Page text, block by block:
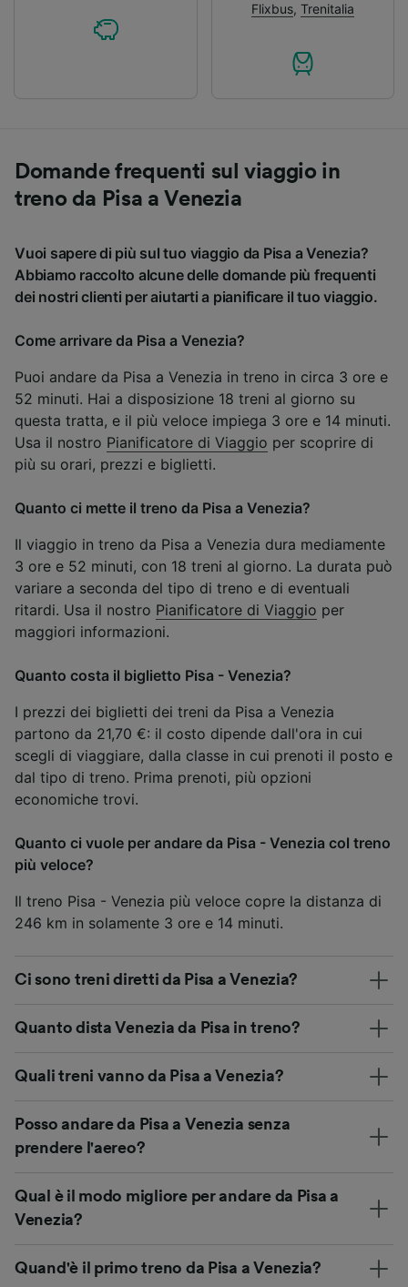
Flixbus, Trenitalia
Domande frequenti sul viaggio in
treno da Pisa a Venezia
Vuoi sapere di più sul tuo viaggio da Pisa a Venezia?
Abbiamo raccolto alcune delle domande più frequenti
dei nostri clienti per aiutarti a pianificare il tuo viaggio.
Come arrivare da Pisa a Venezia?
Puoi andare da Pisa a Venezia in treno in circa 3 ore e
52 minuti. Hai a disposizione 18 treni al giorno su
questa tratta, e il più veloce impiega 3 ore e 14 minuti.
Usa il nostro Pianificatore di Viaggio per scoprire di
più su orari, prezzi e biglietti.
Quanto ci mette il treno da Pisa a Venezia?
Il viaggio in treno da Pisa a Venezia dura mediamente
3 ore e 52 minuti, con 18 treni al giorno. La durata può
variare a seconda del tipo di treno e di eventuali
ritardi. Usa il nostro Pianificatore di Viaggio per
maggiori informazioni.
Quanto costa il biglietto Pisa - Venezia?
I prezzi dei biglietti dei treni da Pisa a Venezia
partono da 21,70 €: il costo dipende dall'ora in cui
scegli di viaggiare, dalla classe in cui prenoti il posto e
dal tipo di treno. Prima prenoti, più opzioni
economiche trovi.
Quanto ci vuole per andare da Pisa - Venezia col treno
più veloce?
Il treno Pisa - Venezia più veloce copre la distanza di
246 km in solamente 3 ore e 14 minuti.
Ci sono treni diretti da Pisa a Venezia?
Quanto dista Venezia da Pisa in treno?
Quali treni vanno da Pisa a Venezia?
Posso andare da Pisa a Venezia senza
prendere l'aereo?
Qual è il modo migliore per andare da Pisa a
Venezia?
Quand'è il primo treno da Pisa a Venezia?